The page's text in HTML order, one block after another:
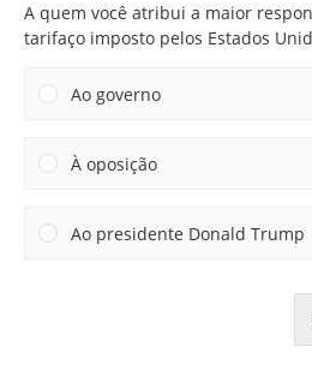
A quem você atribui a maior
tarifaço imposto pelos Estados
Ao governo
À oposição
Ao presidente Donald Trump